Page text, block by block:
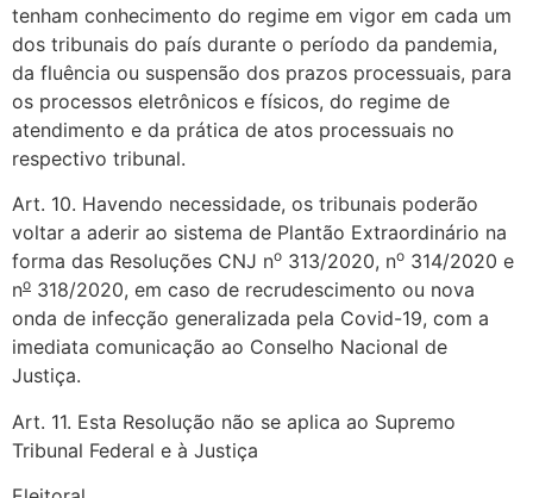
tenham conhecimento do regime em vigor em cada um
dos tribunais do país durante o período da pandemia,
da fluência ou suspensão dos prazos processuais, para
os processos eletrônicos e físicos, do regime de
atendimento e da prática de atos processuais no
respectivo tribunal.
Art. 10. Havendo necessidade, os tribunais poderão
voltar a aderir ao sistema de Plantão Extraordinário na
forma das Resoluções CNJ no 313/2020, no 314/2020 e
no 318/2020, em caso de recrudescimento ou nova
onda de infecção generalizada pela Covid-19, com a
imediata comunicação ao Conselho Nacional de
Justiça.
Art. 11. Esta Resolução não se aplica ao Supremo
Tribunal Federal e à Justiça